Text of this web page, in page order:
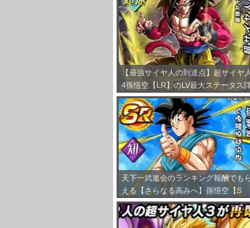
【最強サイヤ人の到達点】超サイヤ人
4孫悟空【LR】のLV最大ステータス
細！
天下一武道会のランキング報酬でも
える【さらなる高みへ】孫悟空【S
R】のステータス詳細が判明しまし
た！